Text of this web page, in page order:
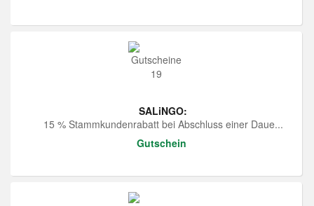
SALiNGO:
15 % Stammkundenrabatt bei Abschluss einer Daue...
Gutschein